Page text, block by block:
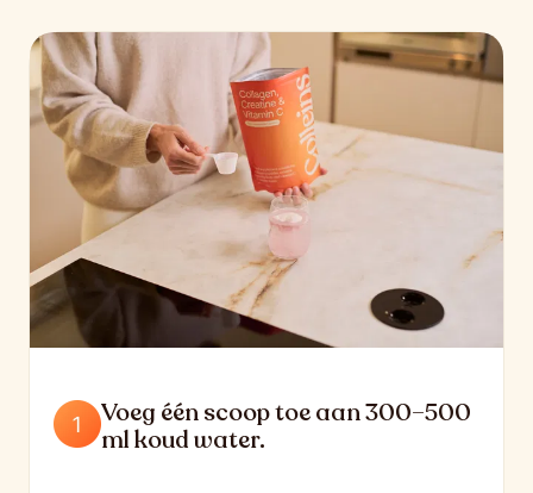
Voeg één scoop toe aan 300–500
ml koud water.